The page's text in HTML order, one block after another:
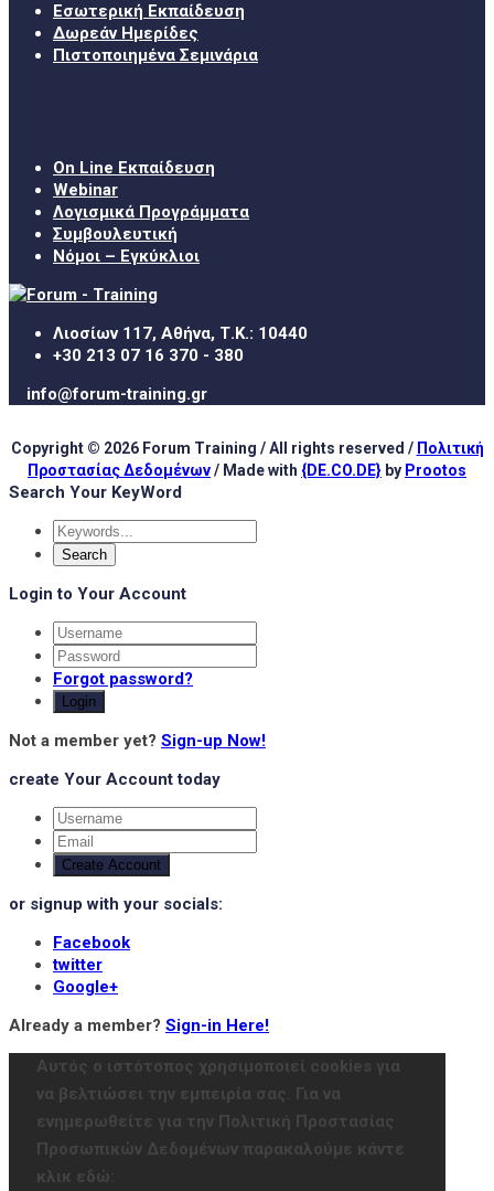
Εσωτερική Εκπαίδευση
Δωρεάν Ημερίδες
Πιστοποιημένα Σεμινάρια
On Line Εκπαίδευση
Webinar
Λογισμικά Προγράμματα
Συμβουλευτική
Νόμοι – Εγκύκλιοι
Λιοσίων 117, Αθήνα, Τ.Κ.: 10440
+30 213 07 16 370 - 380
info@forum-training.gr
Copyright © 2026 Forum Training / All rights reserved / Πολιτική
Προστασίας Δεδομένων/ Made with {DE.CO.DE} by Prootos
Search Your KeyWord
Login to Your Account
Forgot password?
Login
Not a member yet? Sign-up Now!
create Your Account today
Create Account
or signup with your socials:
Facebook
twitter
Google+
Already a member? Sign-in Here!
Αυτός ο ιστότοπος χρησιμοποιεί cookies για
να βελτιώσει την εμπειρία σας. Για να
ενημερωθείτε για την Πολιτική Προστασίας
Προσωπικών Δεδομένων παρακαλούμε κάντε
κλικ εδώ: